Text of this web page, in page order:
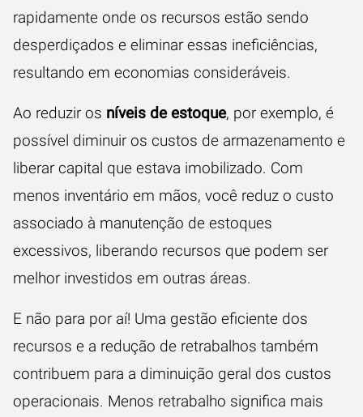
rapidamente onde os recursos estão sendo
desperdiçados e eliminar essas ineficiências,
resultando em economias consideráveis.
Ao reduzir os níveis de estoque, por exemplo, é
possível diminuir os custos de armazenamento e
liberar capital que estava imobilizado. Com
menos inventário em mãos, você reduz o custo
associado à manutenção de estoques
excessivos, liberando recursos que podem ser
melhor investidos em outras áreas.
E não para por aí! Uma gestão eficiente dos
recursos e a redução de retrabalhos também
contribuem para a diminuição geral dos custos
operacionais. Menos retrabalho significa mais